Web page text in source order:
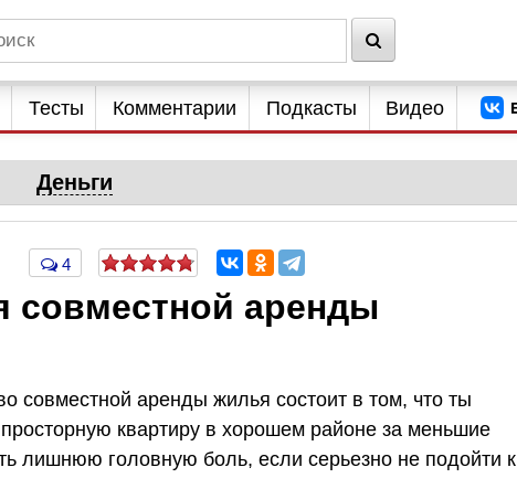
Тесты Комментарии Подкасты Видео
Деньги
4
совместной аренды
cовместной аренды жилья состоит в том, что ты
квартиру в хорошем районе за меньшие
лишнюю головную боль, если серьезно не подойти к